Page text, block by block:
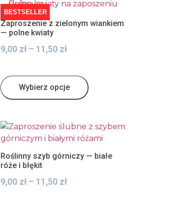
BESTSELLER
Zaproszenie z zielonym wiankiem
— polne kwiaty
9,00 zł – 11,50 zł
Wybierz opcje
Roślinny szyb górniczy — białe
róże i błękit
9,00 zł – 11,50 zł